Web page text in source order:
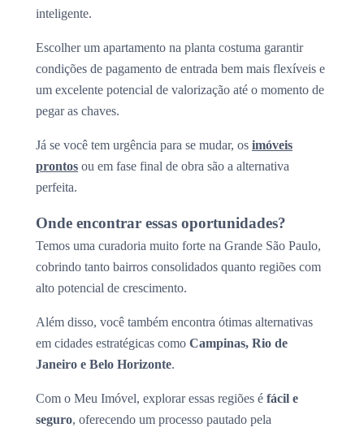
inteligente.
Escolher um apartamento na planta costuma garantir
condições de pagamento de entrada bem mais flexíveis e
um excelente potencial de valorização até o momento de
pegar as chaves.
Já se você tem urgência para se mudar, os imóveis
prontos ou em fase final de obra são a alternativa
perfeita.
Onde encontrar essas oportunidades?
Temos uma curadoria muito forte na Grande São Paulo,
cobrindo tanto bairros consolidados quanto regiões com
alto potencial de crescimento.
Além disso, você também encontra ótimas alternativas
em cidades estratégicas como Campinas, Rio de
Janeiro e Belo Horizonte.
Com o Meu Imóvel, explorar essas regiões é fácil e
seguro, oferecendo um processo pautado pela